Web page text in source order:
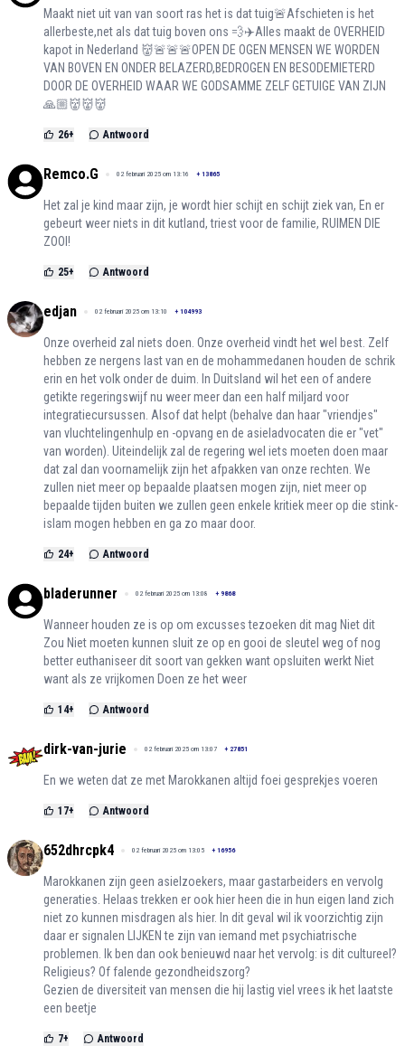
Maakt niet uit van van soort ras het is dat tuig🚨Afschieten is het
allerbeste,net als dat tuig boven ons 💨✈️Alles maakt de OVERHEID
kapot in Nederland 👹🚨🚨🚨OPEN DE OGEN MENSEN WE WORDEN
VAN BOVEN EN ONDER BELAZERD,BEDROGEN EN BESODEMIETERD
DOOR DE OVERHEID WAAR WE GODSAMME ZELF GETUIGE VAN ZIJN
🙏🏼👹👹👹
26+ Antwoord
Remco.G 02 februari 2025 om 13:16 + 13865
Het zal je kind maar zijn, je wordt hier schijt en schijt ziek van, En er
gebeurt weer niets in dit kutland, triest voor de familie, RUIMEN DIE
ZOOI!
25+ Antwoord
edjan 02 februari 2025 om 13:10 + 104993
Onze overheid zal niets doen. Onze overheid vindt het wel best. Zelf
hebben ze nergens last van en de mohammedanen houden de schrik
erin en het volk onder de duim. In Duitsland wil het een of andere
getikte regeringswijf nu weer meer dan een half miljard voor
integratiecursussen. Alsof dat helpt (behalve dan haar "vriendjes"
van vluchtelingenhulp en -opvang en de asieladvocaten die er "vet"
van worden). Uiteindelijk zal de regering wel iets moeten doen maar
dat zal dan voornamelijk zijn het afpakken van onze rechten. We
zullen niet meer op bepaalde plaatsen mogen zijn, niet meer op
bepaalde tijden buiten we zullen geen enkele kritiek meer op die stink-
islam mogen hebben en ga zo maar door.
24+ Antwoord
bladerunner 02 februari 2025 om 13:08 + 9868
Wanneer houden ze is op om excusses tezoeken dit mag Niet dit
Zou Niet moeten kunnen sluit ze op en gooi de sleutel weg of nog
better euthaniseer dit soort van gekken want opsluiten werkt Niet
want als ze vrijkomen Doen ze het weer
14+ Antwoord
dirk-van-jurie 02 februari 2025 om 13:07 + 27851
En we weten dat ze met Marokkanen altijd foei gesprekjes voeren
17+ Antwoord
652dhrcpk4 02 februari 2025 om 13:05 + 16956
Marokkanen zijn geen asielzoekers, maar gastarbeiders en vervolg
generaties. Helaas trekken er ook hier heen die in hun eigen land zich
niet zo kunnen misdragen als hier. In dit geval wil ik voorzichtig zijn
daar er signalen LIJKEN te zijn van iemand met psychiatrische
problemen. Ik ben dan ook benieuwd naar het vervolg: is dit cultureel?
Religieus? Of falende gezondheidszorg?
Gezien de diversiteit van mensen die hij lastig viel vrees ik het laatste
een beetje
7+ Antwoord